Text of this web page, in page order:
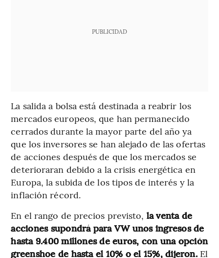
PUBLICIDAD
La salida a bolsa está destinada a reabrir los
mercados europeos, que han permanecido
cerrados durante la mayor parte del año ya
que los inversores se han alejado de las ofertas
de acciones después de que los mercados se
deterioraran debido a la crisis energética en
Europa, la subida de los tipos de interés y la
inflación récord.
En el rango de precios previsto, la venta de
acciones supondrá para VW unos ingresos de
hasta 9.400 millones de euros, con una opción
greenshoe de hasta el 10% o el 15%, dijeron. El